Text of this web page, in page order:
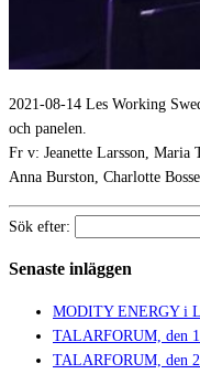
2021-08-14 Les Working
och panelen.
Fr v: Jeanette Larsson, Maria
Anna Burston, Charlotte
Sök efter:
Senaste inläggen
MODITY ENERGY i
TALARFORUM, den
TALARFORUM, den